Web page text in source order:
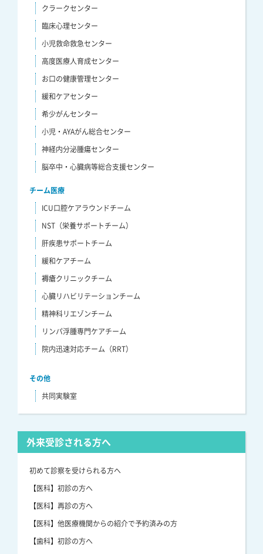
クラークセンター
臨床心理センター
小児救命救急センター
高度医療人育成センター
お口の健康管理センター
緩和ケアセンター
希少がんセンター
小児・AYAがん総合センター
神経内分泌腫瘍センター
脳卒中・心臓病等総合支援センター
チーム医療
ICU口腔ケアラウンドチーム
NST（栄養サポートチーム）
肝疾患サポートチーム
緩和ケアチーム
褥瘡クリニックチーム
心臓リハビリテーションチーム
精神科リエゾンチーム
リンパ浮腫専門ケアチーム
院内迅速対応チーム（RRT）
その他
共同実験室
外来受診される方へ
初めて診察を受けられる方へ
【医科】初診の方へ
【医科】再診の方へ
【医科】他医療機関からの紹介で予約済みの方
【歯科】初診の方へ